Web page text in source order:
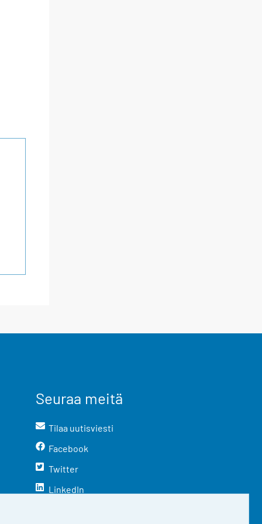
Seuraa meitä
Tilaa uutisviesti
Facebook
Twitter
LinkedIn